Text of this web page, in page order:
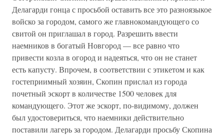
Делагарди гонца с просьбой оставить все это разноязыкое
войско за городом, самого же главнокомандующего со
свитой он приглашал в город. Разрешить ввести
наемников в богатый Новгород — все равно что
привести козла в огород и надеяться, что он не станет
есть капусту. Впрочем, в соответствии с этикетом и как
гостеприимный хозяин, Скопин прислал из города
почетный эскорт в количестве 1500 человек для
командующего. Этот же эскорт, по-видимому, должен
был удостовериться, что наемники действительно
поставили лагерь за городом. Делагарди просьбу Скопина